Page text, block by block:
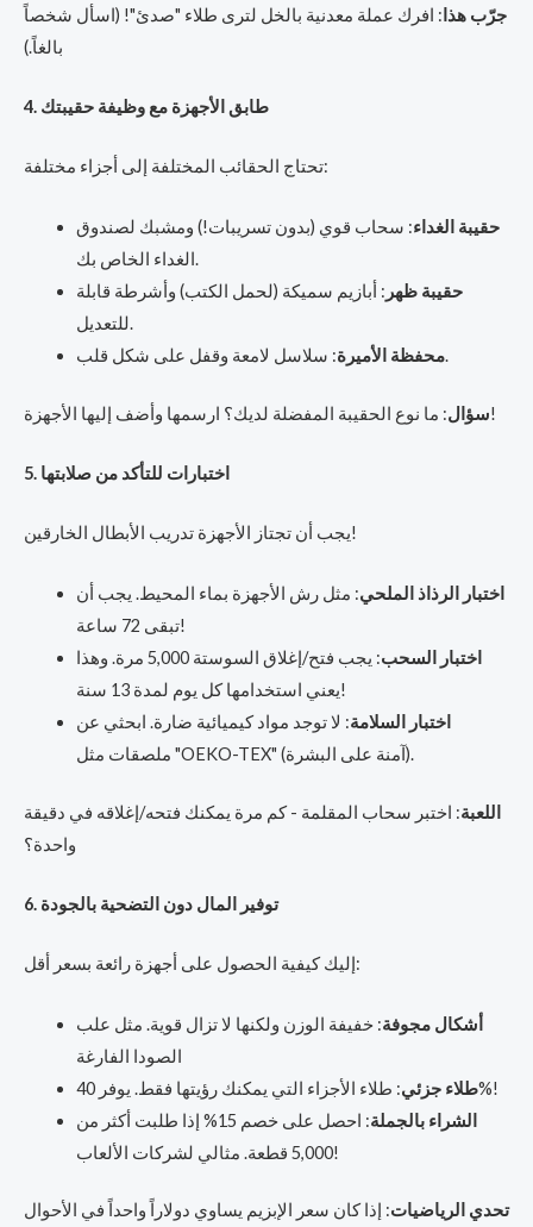
جرّب هذا : افرك عملة معدنية بالخل لترى طلاء "صدئ"! (اسأل شخصاً
بالغاً.)
4. طابق الأجهزة مع وظيفة حقيبتك
تحتاج الحقائب المختلفة إلى أجزاء مختلفة:
حقيبة الغداء: سحاب قوي (بدون تسريبات!) ومشبك لصندوق
الغداء الخاص بك.
حقيبة ظهر : أبازيم سميكة (لحمل الكتب) وأشرطة قابلة
للتعديل.
محفظة الأميرة: سلاسل لامعة وقفل على شكل قلب.
سؤال: ما نوع الحقيبة المفضلة لديك؟ ارسمها وأضف إليها الأجهزة!
5. اختبارات للتأكد من صلابتها
يجب أن تجتاز الأجهزة تدريب الأبطال الخارقين!
اختبار الرذاذ الملحي: مثل رش الأجهزة بماء المحيط. يجب أن
تبقى 72 ساعة!
اختبار السحب
: يجب فتح/إغلاق السوستة 5,000 مرة. وهذا
يعني استخدامها كل يوم لمدة 13 سنة!
اختبار السلامة: لا توجد مواد كيميائية ضارة. ابحثي عن
ملصقات مثل "OEKO-TEX" (آمنة على البشرة).
اللعبة: اختبر سحاب المقلمة - كم مرة يمكنك فتحه/إغلاقه في دقيقة
واحدة؟
6. توفير المال دون التضحية بالجودة
إليك كيفية الحصول على أجهزة رائعة بسعر أقل:
أشكال مجوفة: خفيفة الوزن ولكنها لا تزال قوية. مثل علب
الصودا الفارغة
طلاء جزئي: طلاء الأجزاء التي يمكنك رؤيتها فقط. يوفر 40%!
الشراء بالجملة
: احصل على خصم 15% إذا طلبت أكثر من
5,000 قطعة. مثالي لشركات الألعاب!
تحدي الرياضيات: إذا كان سعر الإبزيم يساوي دولاراً واحداً في الأحوال